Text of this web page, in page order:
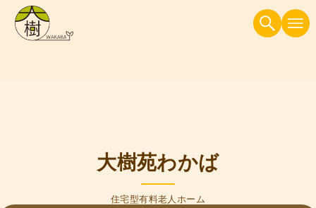
大樹苑わかば
住宅型有料老人ホーム